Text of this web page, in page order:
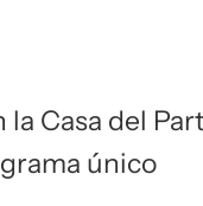
Casa del
único